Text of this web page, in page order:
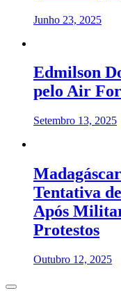
Junho 23, 2025
Edmilson
pelo Air
Setembro 13, 2025
Tentativa
Após
Protestos
Outubro 12, 2025